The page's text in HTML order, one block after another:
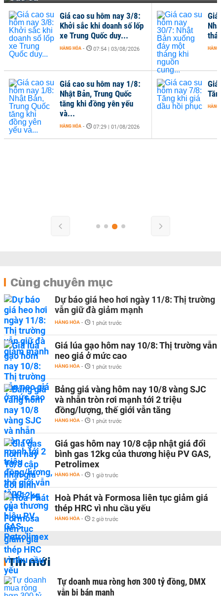
HÀNG
Giá cao su hôm nay 3/8:
Khởi sắc khi doanh số lốp
xe Trung Quốc duy...
HÀNG HÓA - 07:54 | 03/08/2026
Giá cao su hôm nay 1/8:
Nhật Bản, Trung Quốc
tăng khi đồng yên yếu
và...
HÀNG HÓA - 07:29 | 01/08/2026
HÀNG
Cùng chuyên mục
Dự báo giá heo hơi ngày 11/8: Thị trường
vẫn giữ đà giảm mạnh
HÀNG HÓA - 1 phút trước
Giá lúa gạo hôm nay 10/8: Thị trường vẫn
neo giá ở mức cao
HÀNG HÓA - 1 phút trước
Bảng giá vàng hôm nay 10/8 vàng SJC
và nhẫn tròn rơi mạnh tới 2 triệu
đồng/lượng, thế giới vẫn tăng
HÀNG HÓA - 1 phút trước
Giá gas hôm nay 10/8 cập nhật giá đổi
bình gas 12kg của thương hiệu PV GAS,
Petrolimex
HÀNG HÓA - 1 giờ trước
Hoà Phát và Formosa liên tục giảm giá
thép HRC vì nhu cầu yếu
HÀNG HÓA - 2 giờ trước
Tin mới
Tự doanh mua ròng hơn 300 tỷ đồng, DMX
vẫn bị bán mạnh